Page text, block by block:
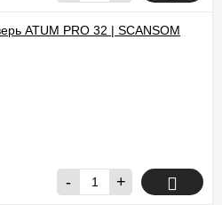
ATUM PRO 32 | SCANSOM
- +